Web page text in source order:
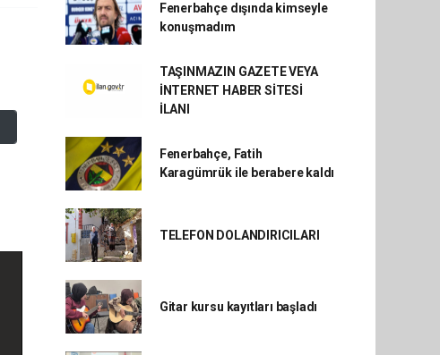
Fenerbahçe dışında kimseyle
konuşmadım
TAŞINMAZIN GAZETE VEYA
İNTERNET HABER SİTESİ
İLANI
Fenerbahçe, Fatih
Karagümrük ile berabere kaldı
TELEFON DOLANDIRICILARI
Gitar kursu kayıtları başladı